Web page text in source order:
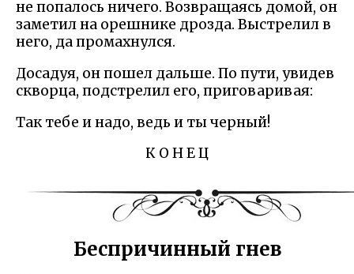
не попалось ничего. Возвращаясь домой, он
заметил на орешнике дрозда. Выстрелил в
него, да промахнулся.
Досадуя, он пошел дальше. По пути, увидев
скворца, подстрелил его, приговаривая:
Так тебе и надо, ведь и ты черный!
К О Н Е Ц
Беспричинный гнев